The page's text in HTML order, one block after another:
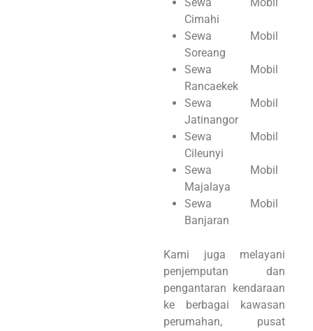
Cimahi
Sewa Mobil
Soreang
Sewa Mobil
Rancaekek
Sewa Mobil
Jatinangor
Sewa Mobil
Cileunyi
Sewa Mobil
Majalaya
Sewa Mobil
Banjaran
Kami juga melayani
penjemputan dan
pengantaran kendaraan
ke berbagai kawasan
perumahan, pusat